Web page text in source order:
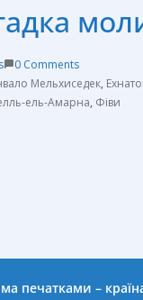
0 Comments
Мельхиседек,
ель-Амарна, Фіви
печатками –